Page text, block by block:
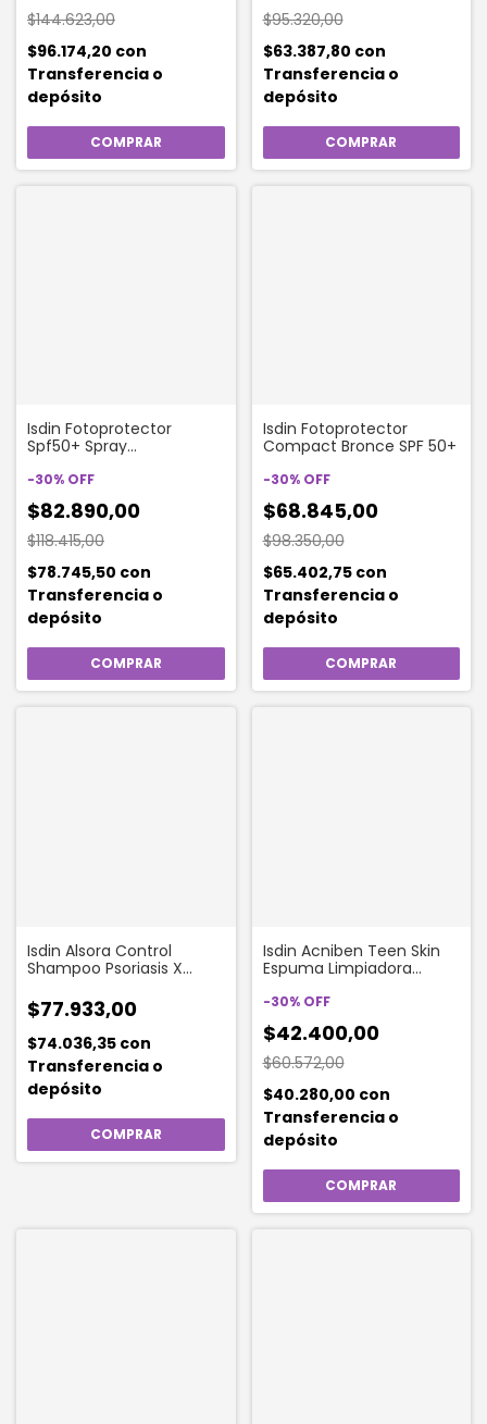
$144.623,00
$96.174,20 con
Transferencia o
depósito
$95.320,00
$63.387,80 con
Transferencia o
depósito
Isdin Fotoprotector
Spf50+ Spray
Protector Solar X 250ml
-30% OFF
$82.890,00
$118.415,00
$78.745,50 con
Transferencia o
depósito
Isdin Fotoprotector
Compact Bronce SPF 50+
-30% OFF
$68.845,00
$98.350,00
$65.402,75 con
Transferencia o
depósito
Isdin Alsora Control
Shampoo Psoriasis X
$77.933,00
$74.036,35 con
Transferencia o
depósito
Isdin Acniben Teen Skin
Espuma Limpiadora
-30% OFF
$42.400,00
$60.572,00
$40.280,00 con
Transferencia o
depósito